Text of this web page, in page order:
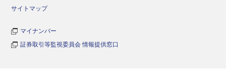
サイトマップ
マイナンバー
証券取引等監視委員会 情報提供窓口